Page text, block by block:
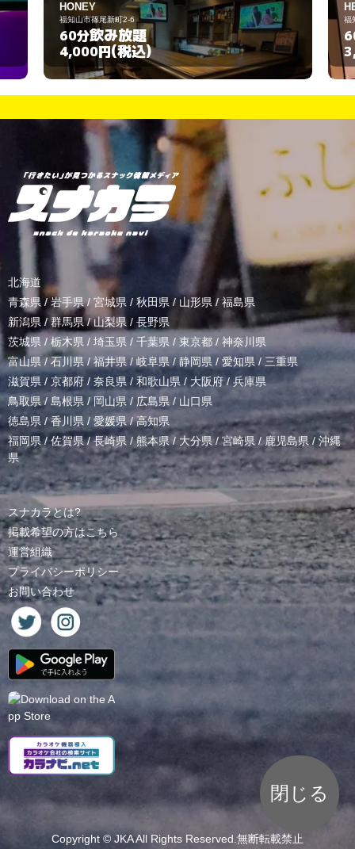
HERO
福知山市末広町4-31-4
60分飲み放題
3,000円(税込)
北海道
青森県 / 岩手県/ 宮城県 / 秋田県 / 山形県/ 福島県
新潟県 /群馬県/山梨県 / 長野県
茨城県 / 栃木県 / 埼玉県 / 千葉県 / 東京都 / 神奈川県
富山県 /石川県/福井県/岐阜県 / 静岡県 / 愛知県 / 三重県
滋賀県 / 京都府 / 奈良県 / 和歌山県/ 大阪府 /兵庫県
鳥取県/ 島根県 /岡山県/ 広島県 / 山口県
徳島県 /香川県 / 愛媛県/高知県
福岡県/佐賀県/長崎県 /熊本県/ 大分県/宮崎県 /鹿児島県 / 沖縄
県
スナカラとは?
掲載希望の方はこちら
運営組織
プライバシーポリシー
お問い合わせ
Copyright © JKAAll Rights Reserved.無断転載禁止
閉じる